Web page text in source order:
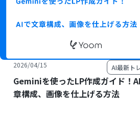
2026/04/15 AI最新ト
Geminiを使ったLP作成ガイド！
章構成、画像を仕上げる方法